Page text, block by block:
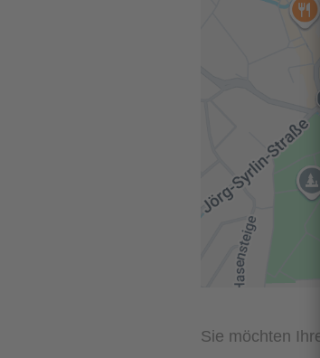
Sie möchten